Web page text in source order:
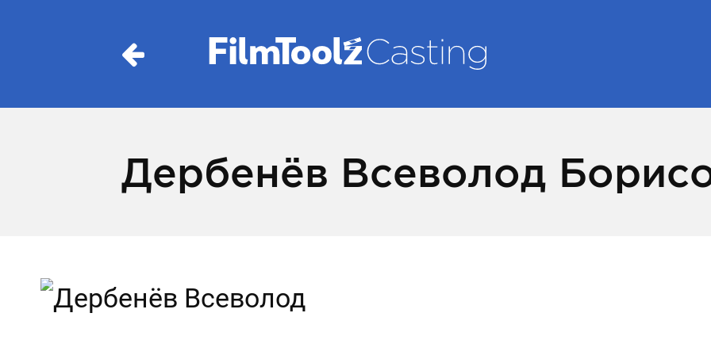
Дербенëв Всеволод